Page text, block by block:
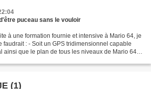
puceau sans le vouloir
à une formation fournie et intensive à Mario 64, je
faudrait : - Soit un GPS tridimensionnel capable
ainsi que le plan de tous les niveaux de Mario 64 -
(1)